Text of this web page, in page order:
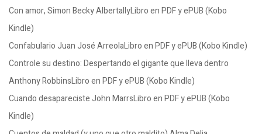
Con amor, Simon Becky AlbertallyLibro en PDF y ePUB (Kobo
Kindle)
Confabulario Juan José ArreolaLibro en PDF y ePUB (Kobo Kindle)
Controle su destino: Despertando el gigante que lleva dentro
Anthony RobbinsLibro en PDF y ePUB (Kobo Kindle)
Cuando desapareciste John MarrsLibro en PDF y ePUB (Kobo
Kindle)